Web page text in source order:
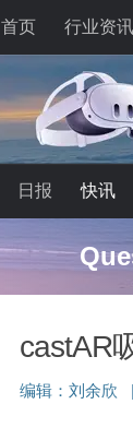
首页 行业资讯
日报 快讯
castAR
编辑： 刘余欣